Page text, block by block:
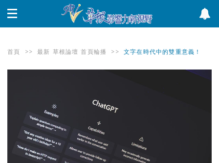
首頁 >> 最新 草根論壇 首頁輪播 >> 文字在時代中的雙重意義！